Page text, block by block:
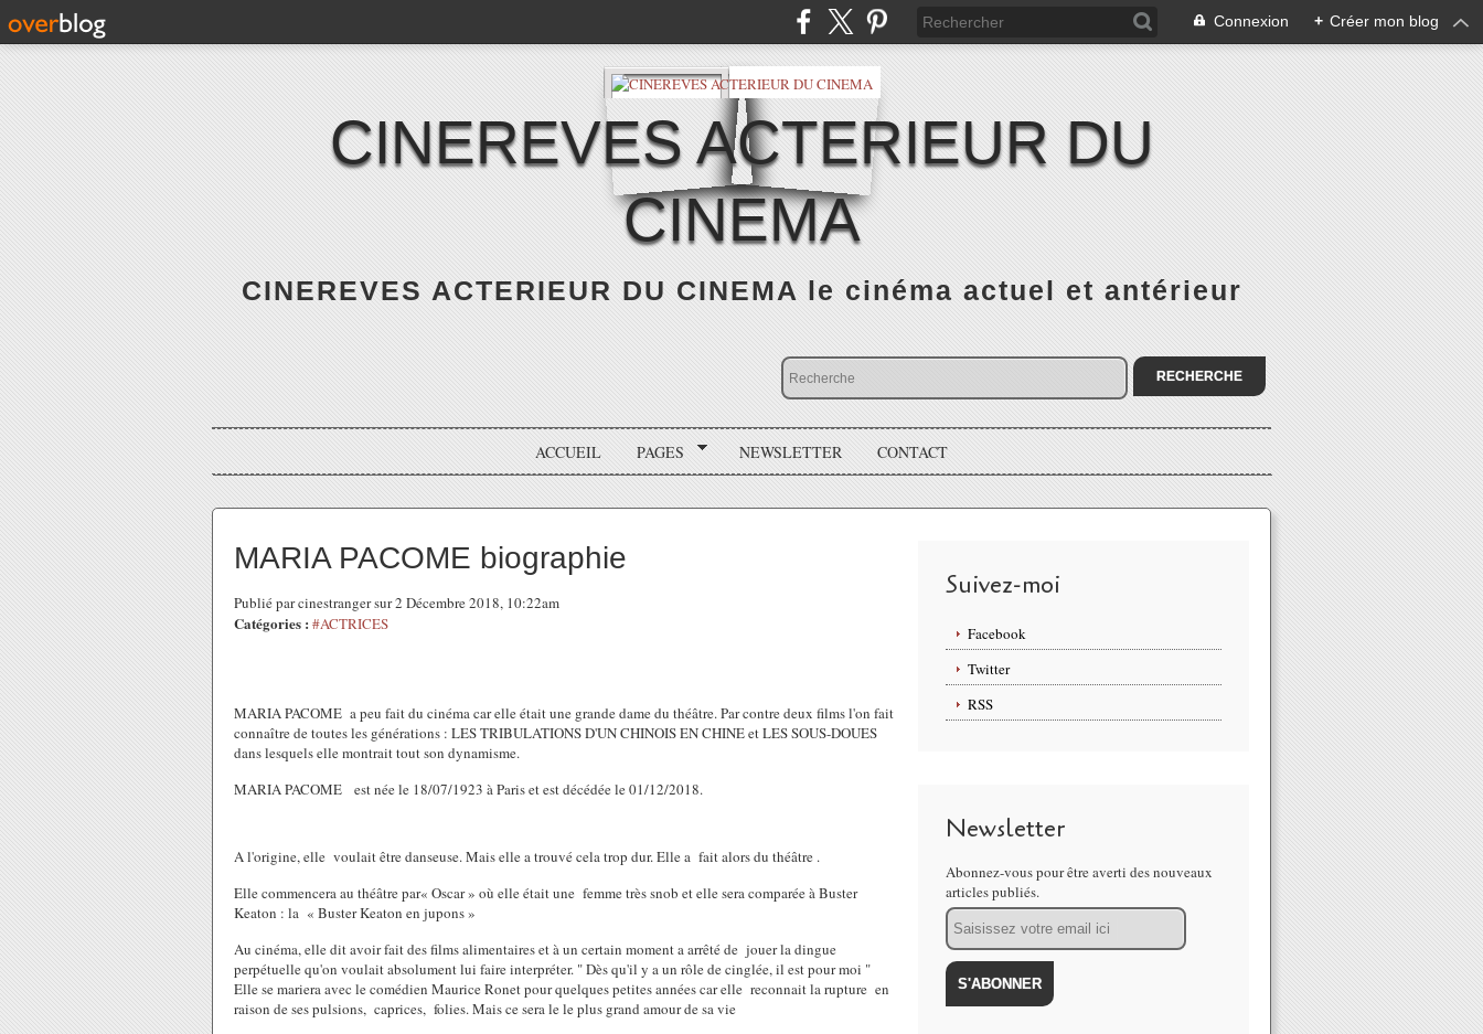
Connexion + Créer mon blog
CINEREVES ACTERIEUR DU
CINEMA
CINEREVES ACTERIEUR DU CINEMA le cinéma actuel et antérieur
ACCUEIL PAGES NEWSLETTER CONTACT
MARIA PACOME biographie
Publié par cinestranger sur 2 Décembre 2018, 10:22am
Catégories : #ACTRICES
MARIA PACOME a peu fait du cinéma car elle était une grande dame du théâtre. Par contre deux films l'on fait
connaître de toutes les générations : LES TRIBULATIONS D'UN CHINOIS EN CHINE et LES SOUS-DOUES
dans lesquels elle montrait tout son dynamisme.
MARIA PACOME est née le 18/07/1923 à Paris et est décédée le 01/12/2018.
A l'origine, elle voulait être danseuse. Mais elle a trouvé cela trop dur. Elle a fait alors du théâtre .
Elle commencera au théâtre par« Oscar » où elle était une femme très snob et elle sera comparée à Buster
Keaton : la « Buster Keaton en jupons »
Au cinéma, elle dit avoir fait des films alimentaires et à un certain moment a arrêté de jouer la dingue
perpétuelle qu'on voulait absolument lui faire interpréter. " Dès qu'il y a un rôle de cinglée, il est pour moi "
Elle se mariera avec le comédien Maurice Ronet pour quelques petites années car elle reconnait la rupture en
raison de ses pulsions, caprices, folies. Mais ce sera le le plus grand amour de sa vie
Suivez-moi
Facebook
Twitter
RSS
Newsletter
Abonnez-vous pour être averti des nouveaux
articles publiés.
Email